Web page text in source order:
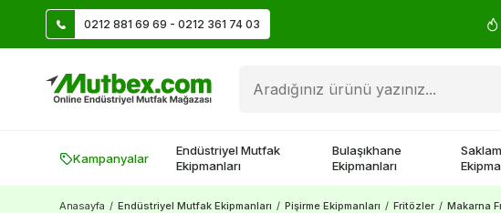
0212 881 69 69 - 0212 361 74 03Üye Ol İlk Siparişte 500 TL Kazan!
Kampanyalar
Endüstriyel Mutfak
Ekipmanları
Bulaşıkhane
Ekipmanları
Anasayfa / Endüstriyel Mutfak Ekipmanları / Pişirme Ekipmanları / Fritözler / Makarna